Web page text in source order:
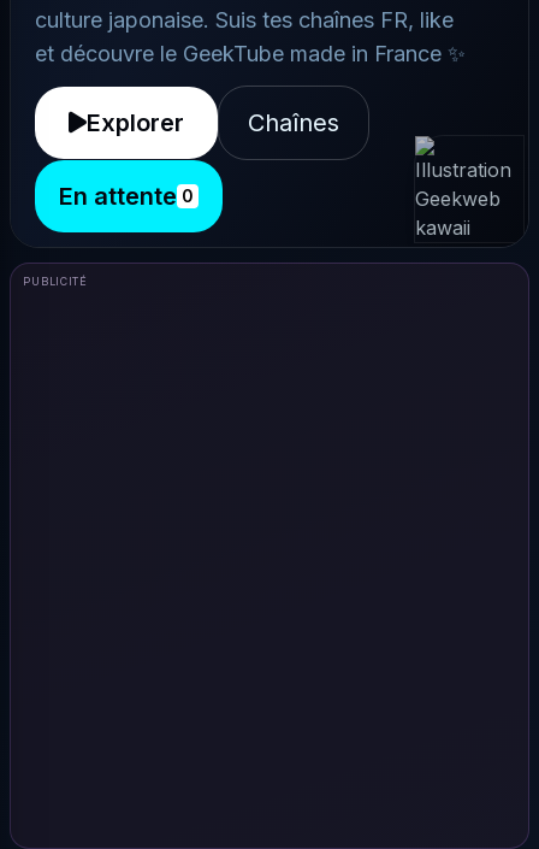
culture japonaise. Suis tes chaînes FR, like
et découvre le GeekTube made in France ✨
Explorer Chaînes
En attente 0
PUBLICITÉ